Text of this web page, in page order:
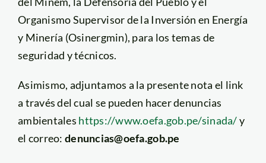
Organismo Supervisor de la Inversión en Energía
y Minería (Osinergmin), para los temas de
seguridad y técnicos.
Asimismo, adjuntamos a la presente nota el link
a través del cual se pueden hacer denuncias
ambientales https://www.oefa.gob.pe/sinada/y
el correo: denuncias@oefa.gob.pe